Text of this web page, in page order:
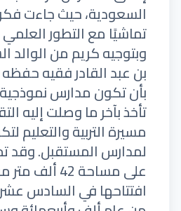
السعودية، حيث جاءت
تماشيًا مع التطور
وبتوجيه كريم من الوالد
بن عبد القادر فقيه حفظه
بأن تكون مدارس
تأخذ بآخر ما وصلت إليه
مسيرة التربية والتعليم
لمدارس المستقبل. وقد
على مساحة 42
افتتاحها في السادس